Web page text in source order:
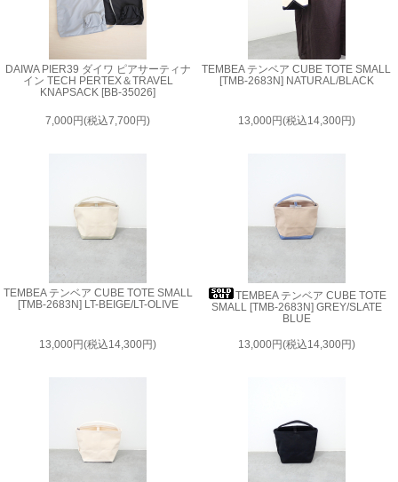
DAIWA PIER39 ダイワ ピアサーティナ
イン TECH PERTEX＆TRAVEL
KNAPSACK [BB-35026]
7,000円(税込7,700円)
TEMBEA テンベア CUBE TOTE SMALL
[TMB-2683N] NATURAL/BLACK
13,000円(税込14,300円)
TEMBEA テンベア CUBE TOTE SMALL
[TMB-2683N] LT-BEIGE/LT-OLIVE
13,000円(税込14,300円)
TEMBEA テンベア CUBE TOTE
SMALL [TMB-2683N] GREY/SLATE
BLUE
13,000円(税込14,300円)